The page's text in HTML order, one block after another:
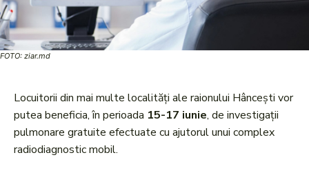
FOTO: ziar.md
Locuitorii din mai multe localități ale raionului Hâncești vor
putea beneficia, în perioada 15-17 iunie, de investigații
pulmonare gratuite efectuate cu ajutorul unui complex
radiodiagnostic mobil.